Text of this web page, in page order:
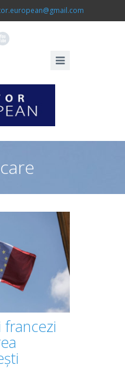
X
francezi